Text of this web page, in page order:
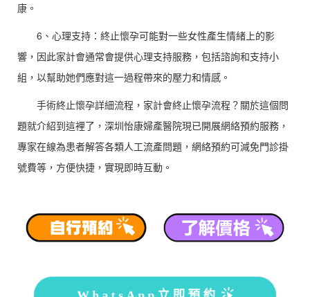
康。
6、 心理支持：終止懷孕可能對一些女性產生情緒上的影
響，因此家計會通常會提供心理支持服務，包括諮詢和支持小
組，以幫助她們應對這一過程帶來的壓力和情感。
手術終止懷孕詳細流程，家計會終止懷孕流程？關於這個問
題就介紹到這裡了，深圳怡康婦產醫院現已開展網絡預約服務，
專家在線為患者解答各類人工流產問題，網絡預約可減免門診掛
號費等，方便快捷，實現即時互動。